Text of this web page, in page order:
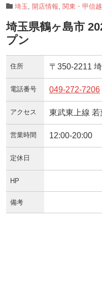
埼玉 開店情報 関東・甲信越
埼玉県鶴ヶ島市
プン
住所 〒350-2211
電話番号 049-272-7206
アクセス 東武東上線 若
営業時間 12:00-20:00
定休日
HP
備考